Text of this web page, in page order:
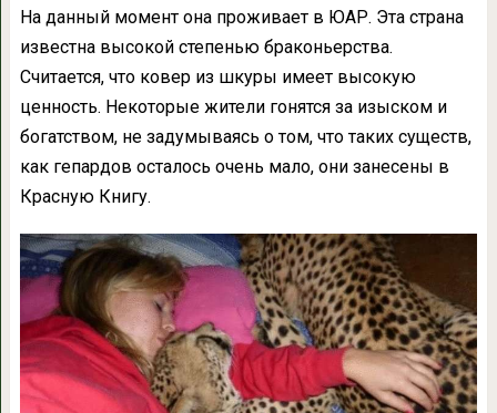
На данный момент она проживает в ЮАР. Эта страна
известна высокой степенью браконьерства.
Считается, что ковер из шкуры имеет высокую
ценность. Некоторые жители гонятся за изыском и
богатством, не задумываясь о том, что таких существ,
как гепардов осталось очень мало, они занесены в
Красную Книгу.